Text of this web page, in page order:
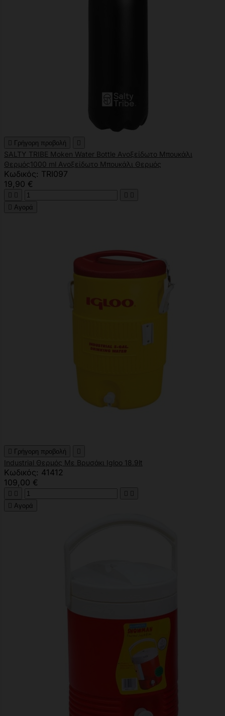
 Γρήγορη προβολή 
SALTY TRIBE Moken Water Bottle Ανοξείδωτο Μπουκάλι
Θερμός1000 ml Ανοξείδωτο Μπουκάλι Θερμός
Κωδικός: TRI097
19,90 €
   
 Αγορά
 Γρήγορη προβολή 
Industrial Θερμός Με Βρυσάκι Igloo 18.9lt
Κωδικός: 41412
109,00 €
   
 Αγορά